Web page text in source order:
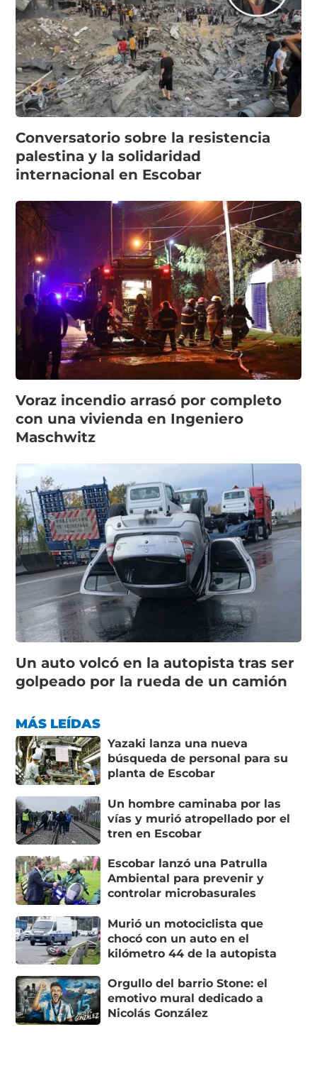
Conversatorio sobre la resistencia
palestina y la solidaridad
internacional en Escobar
Voraz incendio arrasó por completo
con una vivienda en Ingeniero
Maschwitz
Un auto volcó en la autopista tras ser
golpeado por la rueda de un camión
MÁS LEÍDAS
Yazaki lanza una nueva
búsqueda de personal para su
planta de Escobar
Un hombre caminaba por las
vías y murió atropellado por el
tren en Escobar
Escobar lanzó una Patrulla
Ambiental para prevenir y
controlar microbasurales
Murió un motociclista que
chocó con un auto en el
kilómetro 44 de la autopista
Orgullo del barrio Stone: el
emotivo mural dedicado a
Nicolás González